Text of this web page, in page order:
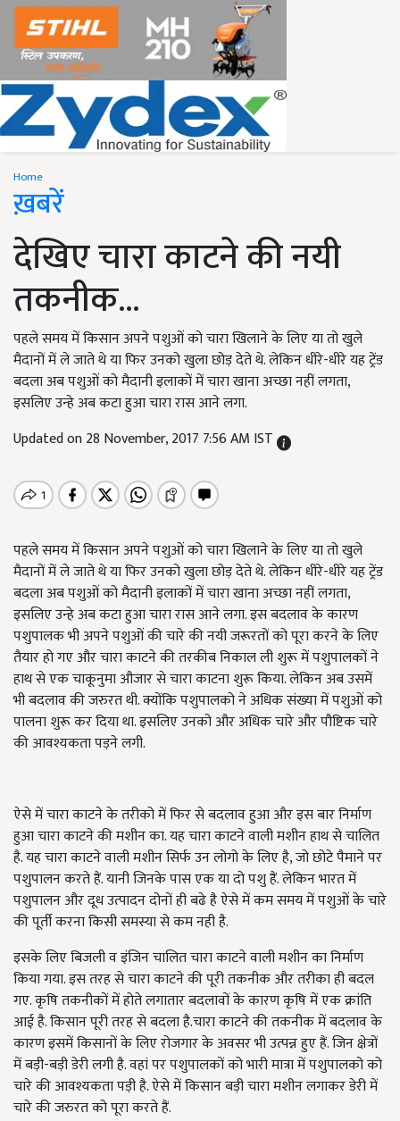
Home
ख़बरें
देखिए चारा काटने की नयी
तकनीक...
पहले समय में किसान अपने पशुओं को चारा खिलाने के लिए या तो खुले
मैदानों में ले जाते थे या फिर उनको खुला छोड़ देते थे. लेकिन धीरे-धीरे यह ट्रेंड
बदला अब पशुओं को मैदानी इलाकों में चारा खाना अच्छा नहीं लगता,
इसलिए उन्हे अब कटा हुआ चारा रास आने लगा.
Updated on 28 November, 2017 7:56 AM IST
पहले समय में किसान अपने पशुओं को चारा खिलाने के लिए या तो खुले
मैदानों में ले जाते थे या फिर उनको खुला छोड़ देते थे. लेकिन धीरे-धीरे यह ट्रेंड
बदला अब पशुओं को मैदानी इलाकों में चारा खाना अच्छा नहीं लगता,
इसलिए उन्हे अब कटा हुआ चारा रास आने लगा. इस बदलाव के कारण
पशुपालक भी अपने पशुओं की चारे की नयी जरूरतों को पूरा करने के लिए
तैयार हो गए और चारा काटने की तरकीब निकाल ली शुरू में पशुपालकों ने
हाथ से एक चाकूनुमा औजार से चारा काटना शुरू किया. लेकिन अब उसमें
भी बदलाव की जरुरत थी. क्योंकि पशुपालको ने अधिक संख्या में पशुओं को
पालना शुरू कर दिया था. इसलिए उनको और अधिक चारे और पौष्टिक चारे
की आवश्यकता पड़ने लगी.
ऐसे में चारा काटने के तरीको में फिर से बदलाव हुआ और इस बार निर्माण
हुआ चारा काटने की मशीन का. यह चारा काटने वाली मशीन हाथ से चालित
है. यह चारा काटने वाली मशीन सिर्फ उन लोगो के लिए है, जो छोटे पैमाने पर
पशुपालन करते हैं. यानी जिनके पास एक या दो पशु हैं. लेकिन भारत में
पशुपालन और दूध उत्पादन दोनों ही बढे है ऐसे में कम समय में पशुओं के चारे
की पूर्ती करना किसी समस्या से कम नही है.
इसके लिए बिजली व इंजिन चालित चारा काटने वाली मशीन का निर्माण
किया गया. इस तरह से चारा काटने की पूरी तकनीक और तरीका ही बदल
गए. कृषि तकनीकों में होते लगातार बदलावों के कारण कृषि में एक क्रांति
आई है. किसान पूरी तरह से बदला है.चारा काटने की तकनीक में बदलाव के
कारण इसमें किसानों के लिए रोजगार के अवसर भी उत्पन्न हुए हैं. जिन क्षेत्रों
में बड़ी-बड़ी डेरी लगी है. वहां पर पशुपालकों को भारी मात्रा में पशुपालको को
चारे की आवश्यकता पड़ी है. ऐसे में किसान बड़ी चारा मशीन लगाकर डेरी में
चारे की जरुरत को पूरा करते हैं.